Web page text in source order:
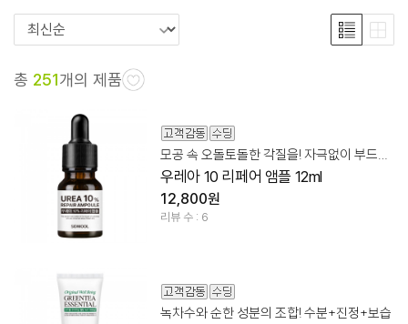
총 251개의 제품
모공 속 오돌토돌한 각질을! 자극없이 부드럽게 케어
우레아 10 리페어 앰플 12ml
12,800원
리뷰 수 : 6
녹차수와 순한 성분의 조합! 수분+진정+보습